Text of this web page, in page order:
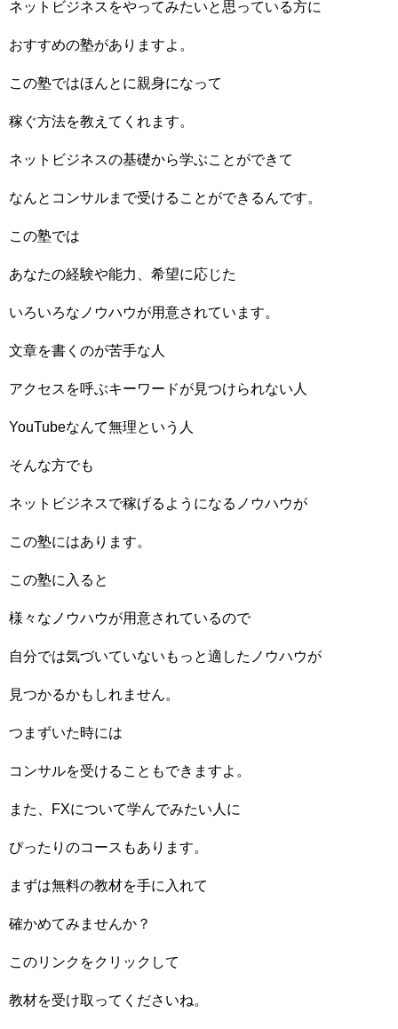
ネットビジネスをやってみたいと思っている方に
おすすめの塾がありますよ。
この塾ではほんとに親身になって
稼ぐ方法を教えてくれます。
ネットビジネスの基礎から学ぶことができて
なんとコンサルまで受けることができるんです。
この塾では
あなたの経験や能力、希望に応じた
いろいろなノウハウが用意されています。
文章を書くのが苦手な人
アクセスを呼ぶキーワードが見つけられない人
YouTubeなんて無理という人
そんな方でも
ネットビジネスで稼げるようになるノウハウが
この塾にはあります。
この塾に入ると
様々なノウハウが用意されているので
自分では気づいていないもっと適したノウハウが
見つかるかもしれません。
つまずいた時には
コンサルを受けることもできますよ。
また、FXについて学んでみたい人に
ぴったりのコースもあります。
まずは無料の教材を手に入れて
確かめてみませんか？
このリンクをクリックして
教材を受け取ってくださいね。